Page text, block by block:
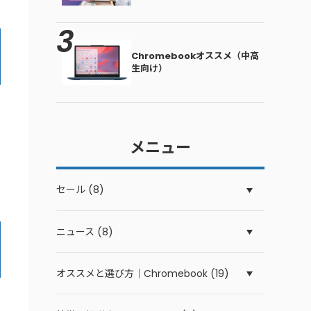
Chromebookオススメ（中高
生向け）
メニュー
セール (8)
ニュース (8)
オススメと選び方｜Chromebook (19)